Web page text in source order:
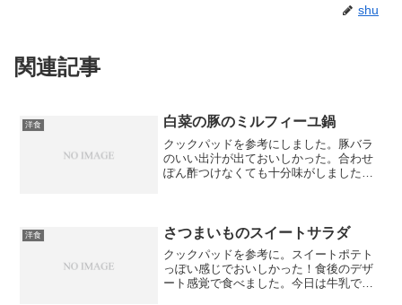
shu
関連記事
洋食 白菜の豚のミルフィーユ鍋
クックパッドを参考にしました。豚バラ
のいい出汁が出ておいしかった。合わせ
ぽん酢つけなくても十分味がしました！
洋食 さつまいものスイートサラダ
クックパッドを参考に。スイートポテト
っぽい感じでおいしかった！食後のデザ
ート感覚で食べました。今日は牛乳で作